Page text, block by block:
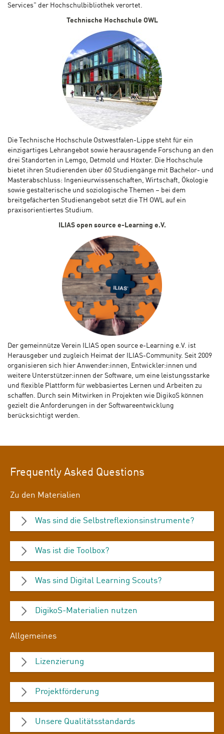
Services" der Hochschulbibliothek verortet.
Technische Hochschule OWL
Die Technische Hochschule Ostwestfalen-Lippe steht für ein
einzigartiges Lehrangebot sowie herausragende Forschung an den
drei Standorten in Lemgo, Detmold und Höxter. Die Hochschule
bietet ihren Studierenden über 60 Studiengänge mit Bachelor- und
Masterabschluss: Ingenieurwissenschaften, Wirtschaft, Ökologie
sowie gestalterische und soziologische Themen – bei dem
breitgefächerten Studienangebot setzt die TH OWL auf ein
praxisorientiertes Studium.
ILIAS open source e-Learning e.V.
Der gemeinnütze Verein ILIAS open source e-Learning e.V. ist
Herausgeber und zugleich Heimat der ILIAS-Community. Seit 2009
organisieren sich hier Anwender:innen, Entwickler:innen und
weitere Unterstützer:innen der Software, um eine leistungsstarke
und flexible Plattform für webbasiertes Lernen und Arbeiten zu
schaffen. Durch sein Mitwirken in Projekten wie DigikoS können
gezielt die Anforderungen in der Softwareentwicklung
berücksichtigt werden.
Frequently Asked Questions
Zu den Materialien
Was sind die Selbstreflexionsinstrumente?
Was ist die Toolbox?
Was sind Digital Learning Scouts?
DigikoS-Materialien nutzen
Allgemeines
Lizenzierung
Projektförderung
Unsere Qualitätsstandards